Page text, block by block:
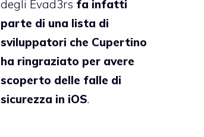
degli Evad3rs fa infatti
parte di una lista di
sviluppatori che Cupertino
ha ringraziato per avere
scoperto delle falle di
sicurezza in iOS.